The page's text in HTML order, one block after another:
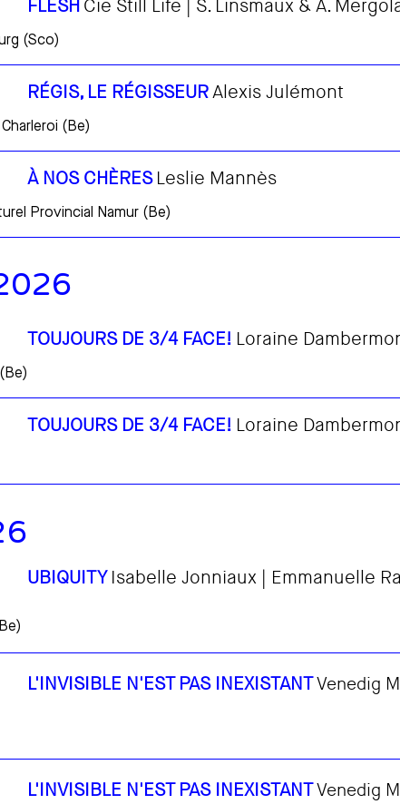
FLESH Cie Still Life | S. Linsmaux & A.
(Sco)
RÉGIS, LE RÉGISSEURAlexis Julémont
(Be)
À NOS CHÈRES Leslie Mannès
Provincial Namur (Be)
TOUJOURS DE 3/4 FACE! Loraine
TOUJOURS DE 3/4 FACE! Loraine
UBIQUITY Isabelle Jonniaux | Emmanuelle
L'INVISIBLE N'EST PAS INEXISTANTVenedig
L'INVISIBLE N'EST PAS INEXISTANTVenedig